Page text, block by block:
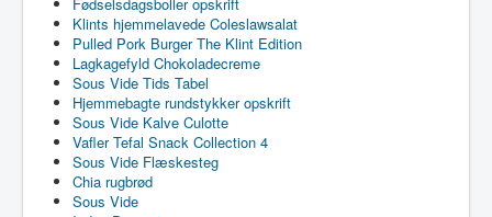
Klints hjemmelavede Coleslawsalat
Pulled Pork Burger The Klint Edition
Lagkagefyld Chokoladecreme
Sous Vide Tids Tabel
Hjemmebagte rundstykker opskrift
Sous Vide Kalve Culotte
Vafler Tefal Snack Collection 4
Sous Vide Flæskesteg
Chia rugbrød
Sous Vide